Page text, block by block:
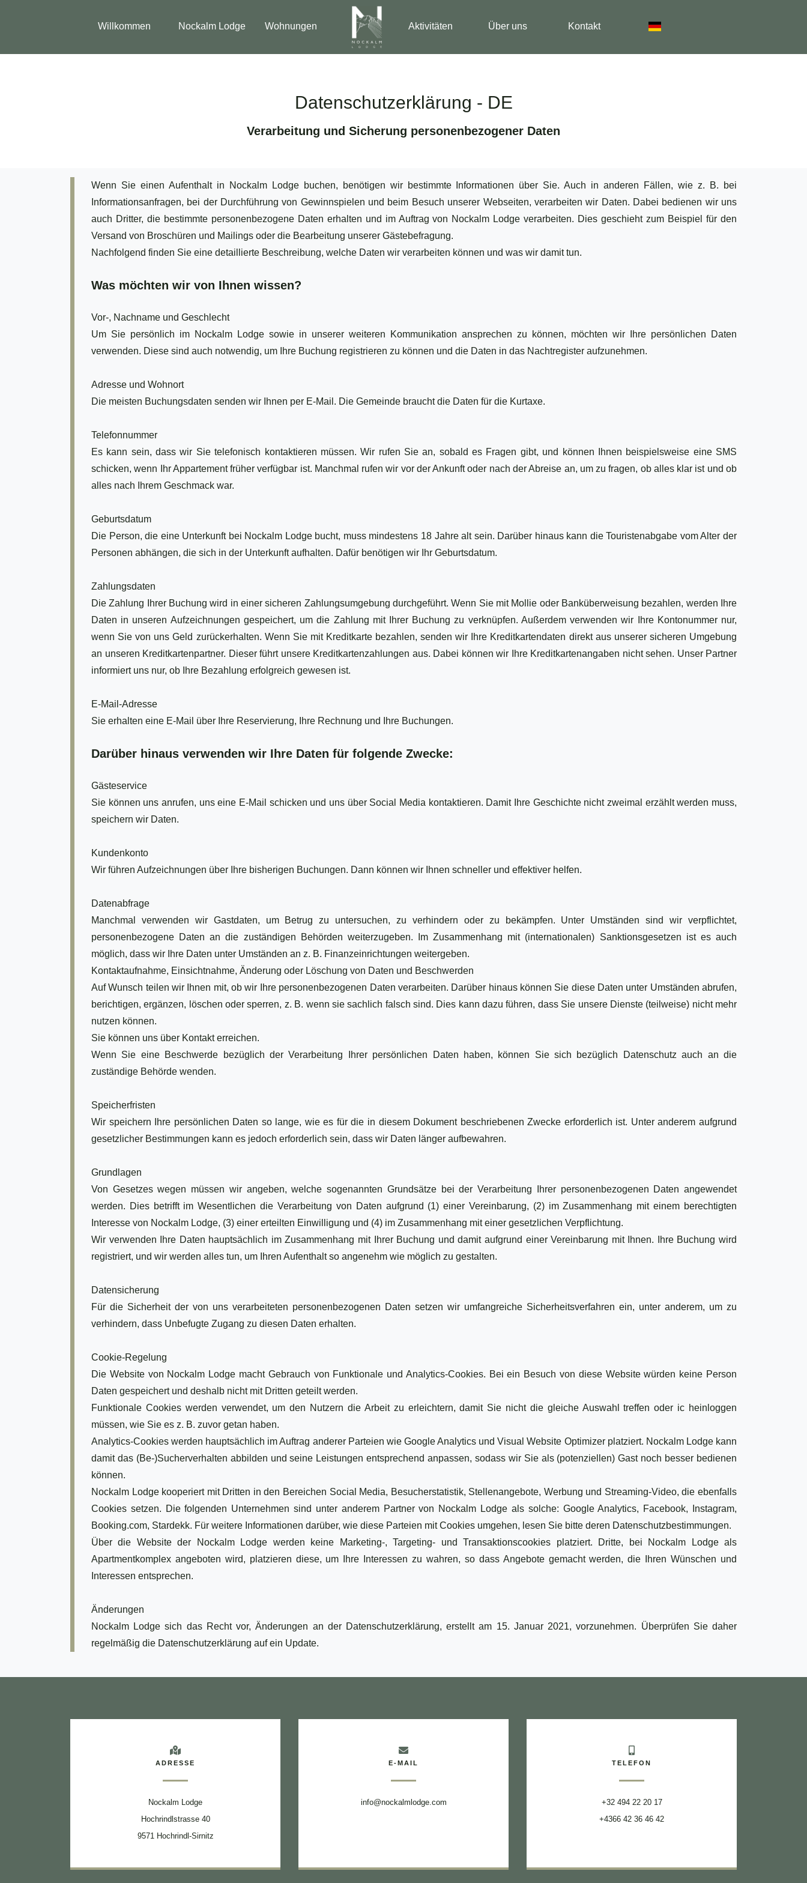
Willkommen Nockalm Lodge Wohnungen Aktivitäten Über uns Kontakt
Datenschutzerklärung - DE
Verarbeitung und Sicherung personenbezogener Daten
Wenn Sie einen Aufenthalt in Nockalm Lodge buchen, benötigen wir bestimmte Informationen über Sie. Auch in anderen Fällen, wie z. B. bei
Informationsanfragen, bei der Durchführung von Gewinnspielen und beim Besuch unserer Webseiten, verarbeiten wir Daten. Dabei bedienen wir uns
auch Dritter, die bestimmte personenbezogene Daten erhalten und im Auftrag von Nockalm Lodge verarbeiten. Dies geschieht zum Beispiel für den
Versand von Broschüren und Mailings oder die Bearbeitung unserer Gästebefragung.
Nachfolgend finden Sie eine detaillierte Beschreibung, welche Daten wir verarbeiten können und was wir damit tun.
Was möchten wir von Ihnen wissen?
Vor-, Nachname und Geschlecht
Um Sie persönlich im Nockalm Lodge sowie in unserer weiteren Kommunikation ansprechen zu können, möchten wir Ihre persönlichen Daten
verwenden. Diese sind auch notwendig, um Ihre Buchung registrieren zu können und die Daten in das Nachtregister aufzunehmen.
Adresse und Wohnort
Die meisten Buchungsdaten senden wir Ihnen per E-Mail. Die Gemeinde braucht die Daten für die Kurtaxe.
Telefonnummer
Es kann sein, dass wir Sie telefonisch kontaktieren müssen. Wir rufen Sie an, sobald es Fragen gibt, und können Ihnen beispielsweise eine SMS
schicken, wenn Ihr Appartement früher verfügbar ist. Manchmal rufen wir vor der Ankunft oder nach der Abreise an, um zu fragen, ob alles klar ist und ob
alles nach Ihrem Geschmack war.
Geburtsdatum
Die Person, die eine Unterkunft bei Nockalm Lodge bucht, muss mindestens 18 Jahre alt sein. Darüber hinaus kann die Touristenabgabe vom Alter der
Personen abhängen, die sich in der Unterkunft aufhalten. Dafür benötigen wir Ihr Geburtsdatum.
Zahlungsdaten
Die Zahlung Ihrer Buchung wird in einer sicheren Zahlungsumgebung durchgeführt. Wenn Sie mit Mollie oder Banküberweisung bezahlen, werden Ihre
Daten in unseren Aufzeichnungen gespeichert, um die Zahlung mit Ihrer Buchung zu verknüpfen. Außerdem verwenden wir Ihre Kontonummer nur,
wenn Sie von uns Geld zurückerhalten. Wenn Sie mit Kreditkarte bezahlen, senden wir Ihre Kreditkartendaten direkt aus unserer sicheren Umgebung
an unseren Kreditkartenpartner. Dieser führt unsere Kreditkartenzahlungen aus. Dabei können wir Ihre Kreditkartenangaben nicht sehen. Unser Partner
informiert uns nur, ob Ihre Bezahlung erfolgreich gewesen ist.
E-Mail-Adresse
Sie erhalten eine E-Mail über Ihre Reservierung, Ihre Rechnung und Ihre Buchungen.
Darüber hinaus verwenden wir Ihre Daten für folgende Zwecke:
Gästeservice
Sie können uns anrufen, uns eine E-Mail schicken und uns über Social Media kontaktieren. Damit Ihre Geschichte nicht zweimal erzählt werden muss,
speichern wir Daten.
Kundenkonto
Wir führen Aufzeichnungen über Ihre bisherigen Buchungen. Dann können wir Ihnen schneller und effektiver helfen.
Datenabfrage
Manchmal verwenden wir Gastdaten, um Betrug zu untersuchen, zu verhindern oder zu bekämpfen. Unter Umständen sind wir verpflichtet,
personenbezogene Daten an die zuständigen Behörden weiterzugeben. Im Zusammenhang mit (internationalen) Sanktionsgesetzen ist es auch
möglich, dass wir Ihre Daten unter Umständen an z. B. Finanzeinrichtungen weitergeben.
Kontaktaufnahme, Einsichtnahme, Änderung oder Löschung von Daten und Beschwerden
Auf Wunsch teilen wir Ihnen mit, ob wir Ihre personenbezogenen Daten verarbeiten. Darüber hinaus können Sie diese Daten unter Umständen abrufen,
berichtigen, ergänzen, löschen oder sperren, z. B. wenn sie sachlich falsch sind. Dies kann dazu führen, dass Sie unsere Dienste (teilweise) nicht mehr
nutzen können.
Sie können uns über Kontakt erreichen.
Wenn Sie eine Beschwerde bezüglich der Verarbeitung Ihrer persönlichen Daten haben, können Sie sich bezüglich Datenschutz auch an die
zuständige Behörde wenden.
Speicherfristen
Wir speichern Ihre persönlichen Daten so lange, wie es für die in diesem Dokument beschriebenen Zwecke erforderlich ist. Unter anderem aufgrund
gesetzlicher Bestimmungen kann es jedoch erforderlich sein, dass wir Daten länger aufbewahren.
Grundlagen
Von Gesetzes wegen müssen wir angeben, welche sogenannten Grundsätze bei der Verarbeitung Ihrer personenbezogenen Daten angewendet
werden. Dies betrifft im Wesentlichen die Verarbeitung von Daten aufgrund (1) einer Vereinbarung, (2) im Zusammenhang mit einem berechtigten
Interesse von Nockalm Lodge, (3) einer erteilten Einwilligung und (4) im Zusammenhang mit einer gesetzlichen Verpflichtung.
Wir verwenden Ihre Daten hauptsächlich im Zusammenhang mit Ihrer Buchung und damit aufgrund einer Vereinbarung mit Ihnen. Ihre Buchung wird
registriert, und wir werden alles tun, um Ihren Aufenthalt so angenehm wie möglich zu gestalten.
Datensicherung
Für die Sicherheit der von uns verarbeiteten personenbezogenen Daten setzen wir umfangreiche Sicherheitsverfahren ein, unter anderem, um zu
verhindern, dass Unbefugte Zugang zu diesen Daten erhalten.
Cookie-Regelung
Die Website von Nockalm Lodge macht Gebrauch von Funktionale und Analytics-Cookies. Bei ein Besuch von diese Website würden keine Person
Daten gespeichert und deshalb nicht mit Dritten geteilt werden.
Funktionale Cookies werden verwendet, um den Nutzern die Arbeit zu erleichtern, damit Sie nicht die gleiche Auswahl treffen oder ic heinloggen
müssen, wie Sie es z. B. zuvor getan haben.
Analytics-Cookies werden hauptsächlich im Auftrag anderer Parteien wie Google Analytics und Visual Website Optimizer platziert. Nockalm Lodge kann
damit das (Be-)Sucherverhalten abbilden und seine Leistungen entsprechend anpassen, sodass wir Sie als (potenziellen) Gast noch besser bedienen
können.
Nockalm Lodge kooperiert mit Dritten in den Bereichen Social Media, Besucherstatistik, Stellenangebote, Werbung und Streaming-Video, die ebenfalls
Cookies setzen. Die folgenden Unternehmen sind unter anderem Partner von Nockalm Lodge als solche: Google Analytics, Facebook, Instagram,
Booking.com, Stardekk. Für weitere Informationen darüber, wie diese Parteien mit Cookies umgehen, lesen Sie bitte deren Datenschutzbestimmungen.
Über die Website der Nockalm Lodge werden keine Marketing-, Targeting- und Transaktionscookies platziert. Dritte, bei Nockalm Lodge als
Apartmentkomplex angeboten wird, platzieren diese, um Ihre Interessen zu wahren, so dass Angebote gemacht werden, die Ihren Wünschen und
Interessen entsprechen.
Änderungen
Nockalm Lodge sich das Recht vor, Änderungen an der Datenschutzerklärung, erstellt am 15. Januar 2021, vorzunehmen. Überprüfen Sie daher
regelmäßig die Datenschutzerklärung auf ein Update.
ADRESSE
Nockalm Lodge
Hochrindlstrasse 40
9571 Hochrindl-Sirnitz
E-MAIL
info@nockalmlodge.com
TELEFON
+32 494 22 20 17
+4366 42 36 46 42